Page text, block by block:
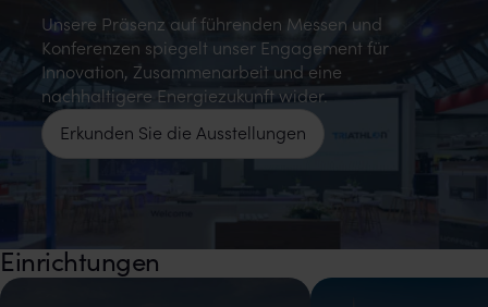
Unsere Präsenz auf führenden Messen und
Konferenzen spiegelt unser Engagement für
Innovation, Zusammenarbeit und eine
nachhaltigere Energiezukunft wider.
Erkunden Sie die Ausstellungen
Einrichtungen